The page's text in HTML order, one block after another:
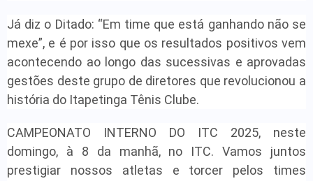
Já diz o Ditado: “Em time que está ganhando não se
mexe”, e é por isso que os resultados positivos vem
acontecendo ao longo das sucessivas e aprovadas
gestões deste grupo de diretores que revolucionou a
história do Itapetinga Tênis Clube.
CAMPEONATO INTERNO DO ITC 2025, neste
domingo, à 8 da manhã, no ITC. Vamos juntos
prestigiar nossos atletas e torcer pelos times